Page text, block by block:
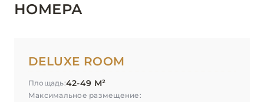
Kempinski The Boulevard Dubai
Le Royal Mеridien Beach Resort & Spa
Madinat – Jumeirah Al Naseem
НОМЕРА
DELUXE ROOM
Площадь:42-49 М²
Максимальное размещение: